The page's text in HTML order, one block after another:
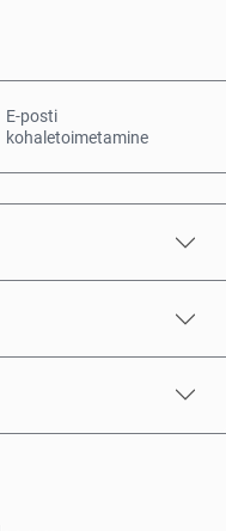
E-posti
kohaletoimetamine